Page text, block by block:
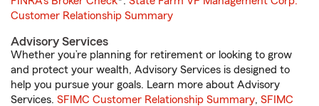
Customer Relationship Summary
Advisory Services
Whether you’re planning for retirement or looking to grow
and protect your wealth, Advisory Services is designed to
help you pursue your goals. Learn more about Advisory
Services. SFIMC Customer Relationship Summary, SFIMC